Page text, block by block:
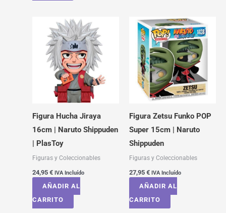
Figura Hucha Jiraya
16cm | Naruto Shippuden
| PlasToy
Figuras y Coleccionables
24,95 € IVA Incluído
AÑADIR AL
CARRITO
Figura Zetsu Funko POP
Super 15cm | Naruto
Shippuden
Figuras y Coleccionables
27,95 € IVA Incluído
AÑADIR AL
CARRITO